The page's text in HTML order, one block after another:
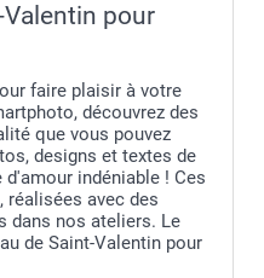
Valentin pour
faire plaisir à votre
découvrez des
que vous pouvez
designs et textes de
indéniable ! Ces
réalisées avec des
dans nos ateliers. Le
de Saint-Valentin pour